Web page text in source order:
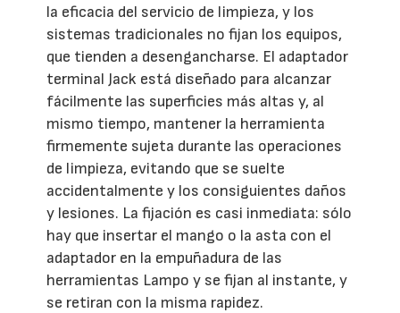
la eficacia del servicio de limpieza, y los
sistemas tradicionales no fijan los equipos,
que tienden a desengancharse. El adaptador
terminal Jack está diseñado para alcanzar
fácilmente las superficies más altas y, al
mismo tiempo, mantener la herramienta
firmemente sujeta durante las operaciones
de limpieza, evitando que se suelte
accidentalmente y los consiguientes daños
y lesiones. La fijación es casi inmediata: sólo
hay que insertar el mango o la asta con el
adaptador en la empuñadura de las
herramientas Lampo y se fijan al instante, y
se retiran con la misma rapidez.